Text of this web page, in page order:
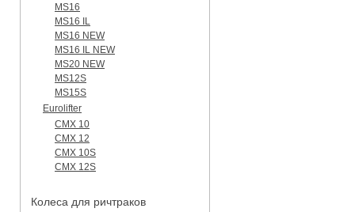
MS16
MS16 IL
MS16 NEW
MS16 IL NEW
MS20 NEW
MS12S
MS15S
Eurolifter
CMX 10
CMX 12
CMX 10S
CMX 12S
Колеса для ричтраков